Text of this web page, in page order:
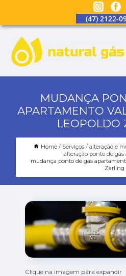
(47) 2122-
MUDANÇA
APARTAMENTO
LEOPOLDO
Home Serviços
alteração e
alteração ponto de
mudança ponto de gás
Zarling
Clique na imagem para expandir